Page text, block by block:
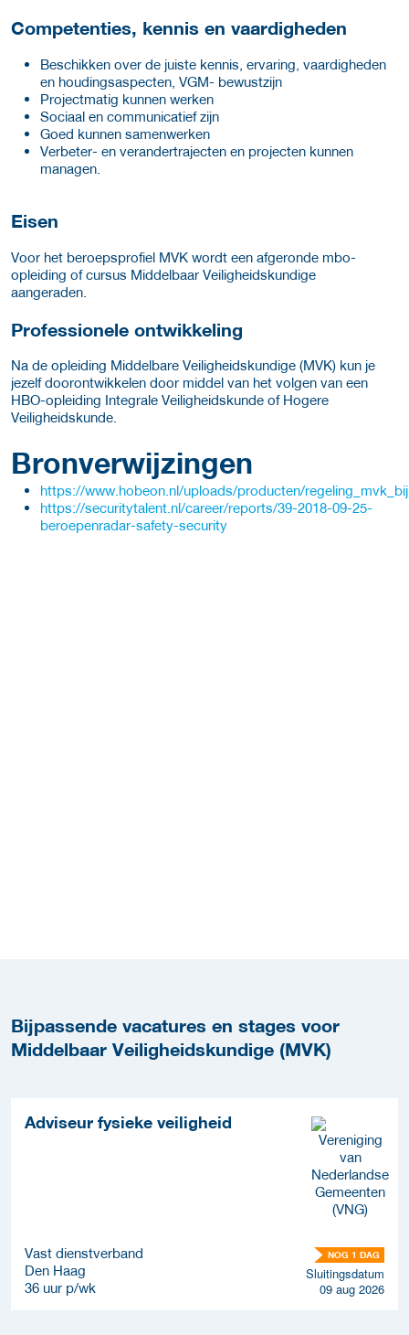
Competenties, kennis en vaardigheden
Beschikken over de juiste kennis, ervaring, vaardigheden
en houdingsaspecten, VGM- bewustzijn
Projectmatig kunnen werken
Sociaal en communicatief zijn
Goed kunnen samenwerken
Verbeter- en verandertrajecten en projecten kunnen
managen.
Eisen
Voor het beroepsprofiel MVK wordt een afgeronde mbo-
opleiding of cursus Middelbaar Veiligheidskundige
aangeraden.
Professionele ontwikkeling
Na de opleiding Middelbare Veiligheidskundige (MVK) kun je
jezelf doorontwikkelen door middel van het volgen van een
HBO-opleiding Integrale Veiligheidskunde of Hogere
Veiligheidskunde.
Bronverwijzingen
https://www.hobeon.nl/uploads/producten/
https://securitytalent.nl/career/reports/39-2018-09-25-
beroepenradar-safety-security
Bijpassende vacatures en stages voor
Middelbaar Veiligheidskundige (MVK)
Adviseur fysieke veiligheid
Vast dienstverband
Den Haag
36 uur p/wk
NOG 1 DAG
Sluitingsdatum
09 aug 2026